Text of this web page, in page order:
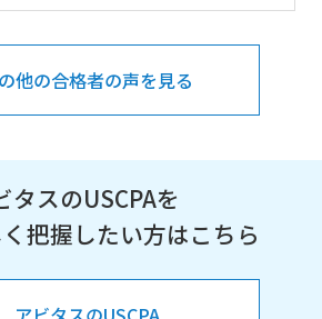
他の合格者の声を見る
タスのUSCPAを
把握したい方はこちら